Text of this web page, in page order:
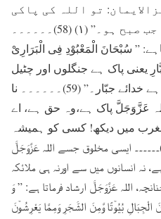
ترجمۂ کنزالایمان: تو اللہ کی پاکی
بولو جب شام کرواور جب صبح ہو۔” (۱) (58)۔۔۔۔۔۔
” سُبْحَانَ الْمَعْبُوْدِ فِی الْبَرَارِیْ
یعنی پاک ہے جنگلوں اور چٹیل
میدانوں میں عظیم معبود، پاک ہے خدائے جبّار۔” (59)۔۔۔۔۔۔ نا
عَزَّوَجَلَّ پاک ہے،وہ حق ہے، اے
میں دیکھ! کسی کو ہمیشہ
رہنے والا نہ پائے گا۔”(60)۔۔۔۔۔۔ ایسی مخلوق جسے اللہ عَزَّوَجَلَّ
نہ انسانوں میں سے اورنہ ہی ملائکہ
اللہ عَزَّوَجَلَّ ارشاد فرماتا ہے: ” وَ
بُیُوۡتًا وَّمِنَ الشَّجَرِ وَمِمَّا یَعْرِشُوۡنَ